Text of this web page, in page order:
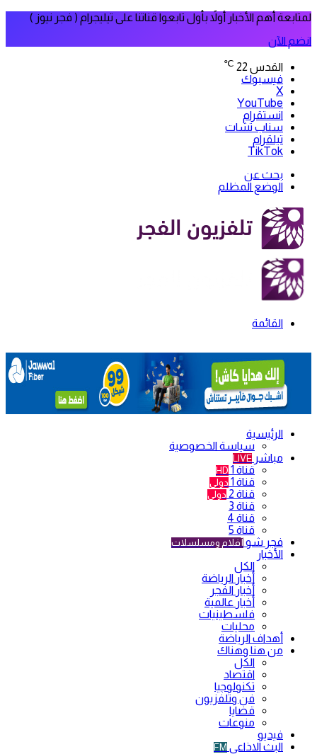
لمتابعة أهم الأخبار أولاً بأول تابعوا قناتنا على تيليجرام ( فجر نيوز )
انضم الآن
القدس 22
℃
فيسبوك
‫X
‫YouTube
انستقرام
سناب تشات
تيلقرام
‫TikTok
بحث عن
الوضع المظلم
القائمة
الرئيسية
سياسة الخصوصية
مباشر LIVE
قناة 1 HD
قناة 1 دولي
قناة 2 دولي
قناة 3
قناة 4
قناة 5
فجر شو أفلام ومسلسلات
الأخبار
الكل
أخبار الرياضة
أخبار الفجر
أخبار عالمية
فلسطينيات
محليات
أهداف الرياضة
من هنا وهناك
الكل
اقتصاد
تكنولوجيا
فن وتلفزيون
قضايا
منوعات
فيديو
البث الاذاعي FM